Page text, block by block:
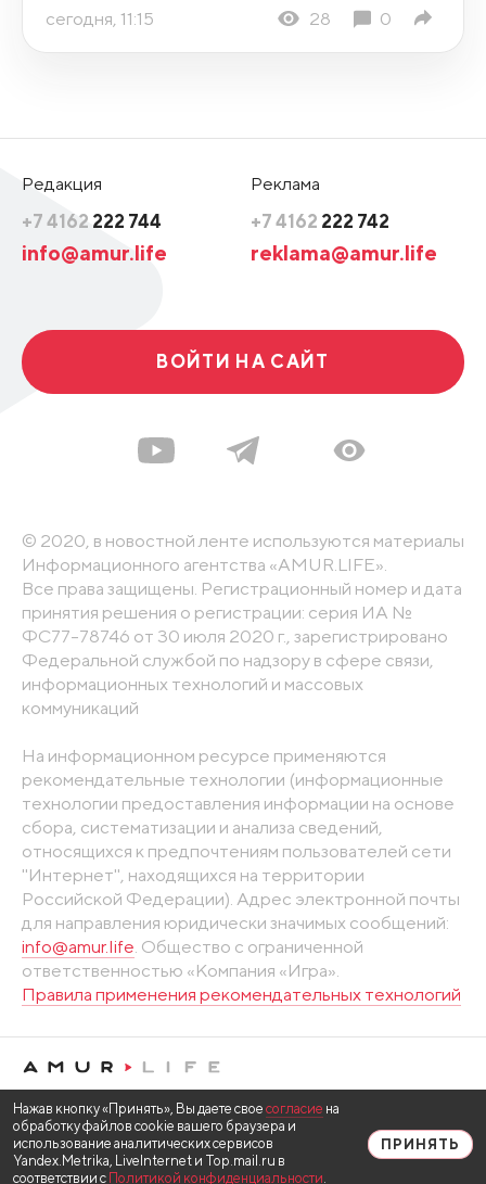
сегодня, 11:15 28 0
Редакция
+7 4162 222 744
info@amur.life
Реклама
+7 4162 222 742
reklama@amur.life
ВОЙТИ НА САЙТ
© 2020, в новостной ленте используются материалы
Информационного агентства «AMUR.LIFE».
Все права защищены. Регистрационный номер и дата
принятия решения о регистрации: серия ИА №
ФС77-78746 от 30 июля 2020 г., зарегистрировано
Федеральной службой по надзору в сфере связи,
информационных технологий и массовых
коммуникаций
На информационном ресурсе применяются
рекомендательные технологии (информационные
технологии предоставления информации на основе
сбора, систематизации и анализа сведений,
относящихся к предпочтениям пользователей сети
"Интернет", находящихся на территории
Российской Федерации). Адрес электронной почты
для направления юридически значимых сообщений:
info@amur.life. Общество с ограниченной
ответственностью «Компания «Игра».
Правила применения рекомендательных технологий
Нажав кнопку «Принять», Вы даете свое согласие на
обработку файлов cookie вашего браузера и
использование аналитических сервисов
Yandex.Metrika, LiveInternet и Top.mail.ru в
соответствии с Политикой конфиденциальности.
ПРИНЯТЬ